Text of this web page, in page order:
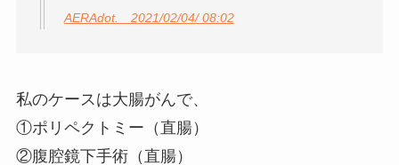
AERAdot. 2021/02/04/ 08:02
私のケースは大腸がんで、
①ポリペクトミー（直腸）
②腹腔鏡下手術（直腸）